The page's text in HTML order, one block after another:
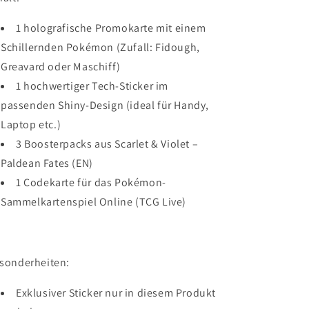
1 holografische Promokarte mit einem
Schillernden Pokémon (Zufall: Fidough,
Greavard oder Maschiff)
1 hochwertiger Tech-Sticker im
passenden Shiny-Design (ideal für Handy,
Laptop etc.)
3 Boosterpacks aus Scarlet & Violet –
Paldean Fates (EN)
1 Codekarte für das Pokémon-
Sammelkartenspiel Online (TCG Live)
Exklusiver Sticker nur in diesem Produkt